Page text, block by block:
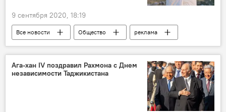
9 сентября 2020, 18:19
Все новости Общество
реклама
Видео
Таджикистан
Ага-хан IV поздравил Рахмона с Днем
независимости Таджикистана